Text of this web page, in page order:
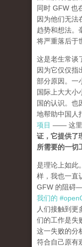
同时 GFW 也
因为他们无法
趋势和想法。
将严重落后于
这是老生常谈
因为它仅仅指
部分原因。一
国际上大大小
国的认识。也
地帮助中国人
项目 —— 这里
证，它提供了
所需要的一切
是理论上如此
样，我也一直
GFW 的阻碍
我们的
人们接触到更
们的工作是失
这一失败的分
符合自己原有